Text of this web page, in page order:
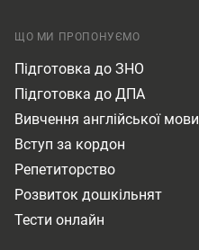
ЩО МИ ПРОПОНУЄМО
Підготовка до ЗНО
Підготовка до ДПА
Вивчення англійської мови
Вступ за кордон
Репетиторство
Розвиток дошкільнят
Тести онлайн